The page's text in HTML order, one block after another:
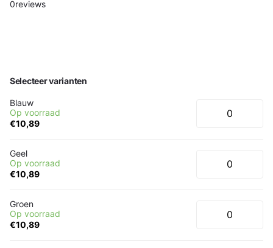
0reviews
Selecteer varianten
Blauw
Op voorraad
€10,89
Geel
Op voorraad
€10,89
Groen
Op voorraad
€10,89